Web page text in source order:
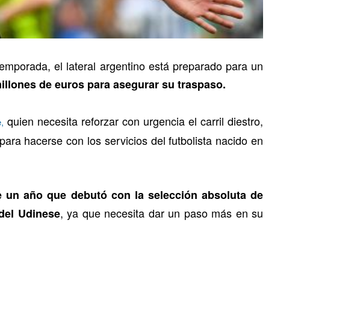
el lateral argentino está preparado para un
de euros para asegurar su traspaso.
quien necesita reforzar con urgencia el carril diestro,
hacerse con los servicios del futbolista nacido en
año que debutó con la selección absoluta de
Udinese, ya que necesita dar un paso más en su